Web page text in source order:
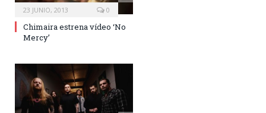
23 JUNIO, 2013 0
Chimaira estrena vídeo ‘No
Mercy’